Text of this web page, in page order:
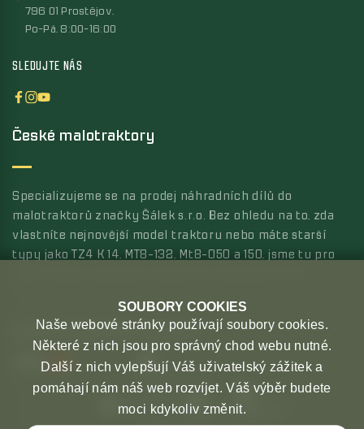
796 01 Prostějov,
Po-Pá, 8:00-16:00
SLEDUJTE NÁS
České malotraktory
Specializujeme se na prodej náhradních dílů do
malotraktorů značky Šálek s.r.o. Bez ohledu na to, zda
vlastníte nejnovější model traktoru nebo máte starší
typy jako TZ4 K 14, MT8-132, Mt8-050 a 150, jsme tu pro
MOŽNOSTI PLATBYMOŽNOSTI DOPRAVY
SOUBORY COOKIES
Naše webové stránky používají soubory cookies.
Některé z nich jsou pro správný chod webu nutné.
Další z nich vylepšují Váš uživatelský zážitek a
pomáhají nám náš web rozvíjet. Váš výběr budete
moci kdykoliv změnit.